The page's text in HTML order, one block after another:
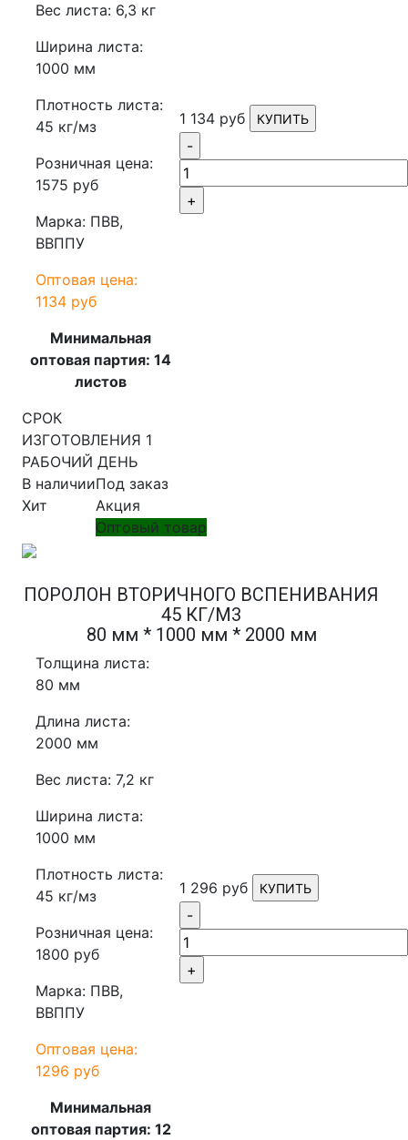
Вес листа: 6,3 кг
Ширина листа:
1000 мм
Плотность листа:
45 кг/мз
Розничная цена:
1575 руб
Марка: ПВВ,
ВВППУ
Оптовая цена:
1134 руб
Минимальная
оптовая партия: 14
листов
СРОК
ИЗГОТОВЛЕНИЯ 1
РАБОЧИЙ ДЕНЬ
1 134 руб КУПИТЬ
-
+
В наличии
Хит
Под заказ
Акция
Оптовый товар
ПОРОЛОН ВТОРИЧНОГО ВСПЕНИВАНИЯ
45 КГ/М3
80 мм * 1000 мм * 2000 мм
Толщина листа:
80 мм
Длина листа:
2000 мм
Вес листа: 7,2 кг
Ширина листа:
1000 мм
Плотность листа:
45 кг/мз
Розничная цена:
1800 руб
Марка: ПВВ,
ВВППУ
Оптовая цена:
1296 руб
Минимальная
оптовая партия: 12
1 296 руб КУПИТЬ
-
+